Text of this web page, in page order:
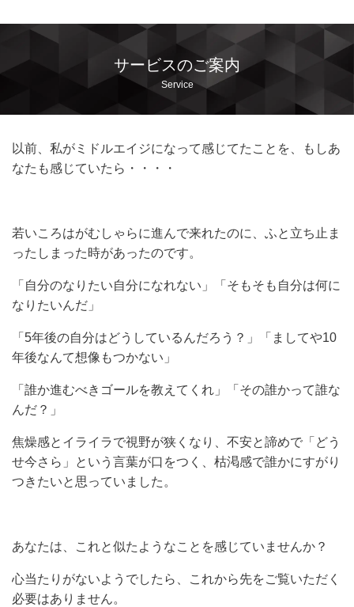
サービスのご案内
Service
以前、私がミドルエイジになって感じてたことを、もしあ
なたも感じていたら・・・・
若いころはがむしゃらに進んで来れたのに、ふと立ち止ま
ったしまった時があったのです。
「自分のなりたい自分になれない」「そもそも自分は何に
なりたいんだ」
「 5年後の自分はどうしているんだろう？」「ましてや10
年後なんて想像もつかない」
「誰か進むべきゴールを教えてくれ」「その誰かって誰な
んだ？」
焦燥感とイライラで視野が狭くなり、不安と諦めで「どう
せ今さら」という言葉が口をつく、枯渇感で誰かにすがり
つきたいと思っていました。
あなたは、これと似たようなことを感じていませんか？
心当たりがないようでしたら、これから先をご覧いただく
必要はありません。